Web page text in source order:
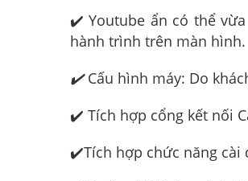
✔️ Youtube ẩn có thể
hành trình trên màn hình.
✔️Cấu hình máy: Do
✔️ Tích hợp cổng kết nối
✔️Tích hợp chức năng cài